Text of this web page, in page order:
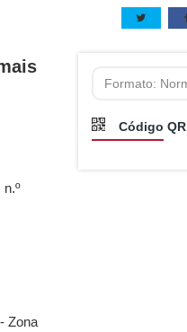
Zona
Código QR